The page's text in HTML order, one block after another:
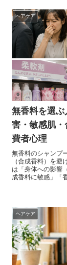
ヘアケア
無香料を選
害・敏感肌
費者心理
無香料のシャンプ
（合成香料）を
は「身体への影響
成香料に敏感」「
ヘアケア